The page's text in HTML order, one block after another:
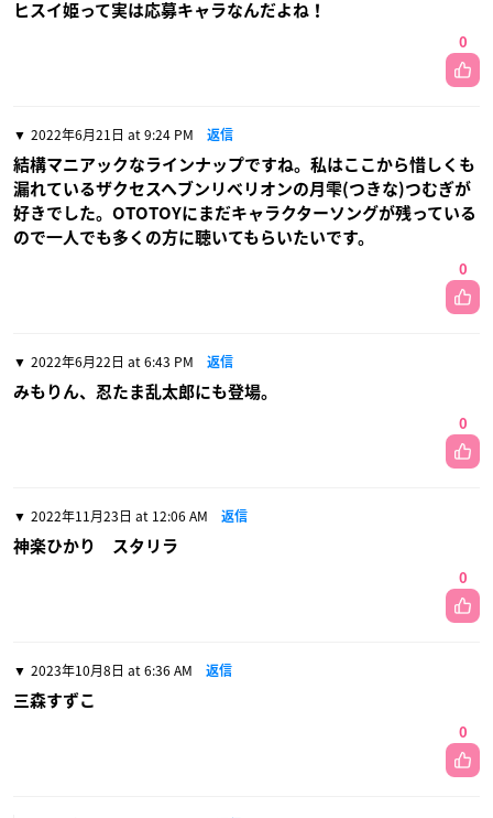
ヒスイ姫って実は応募キャラなんだよね！
0
2022年6月21日 at 9:24 PM 返信
結構マニアックなラインナップですね。私はここから惜しくも
漏れているザクセスヘブンリベリオンの月雫(つきな)つむぎが
好きでした。OTOTOYにまだキャラクターソングが残っている
ので一人でも多くの方に聴いてもらいたいです。
0
2022年6月22日 at 6:43 PM 返信
みもりん、忍たま乱太郎にも登場。
0
2022年11月23日 at 12:06 AM 返信
神楽ひかり スタリラ
0
2023年10月8日 at 6:36 AM 返信
三森すずこ
0